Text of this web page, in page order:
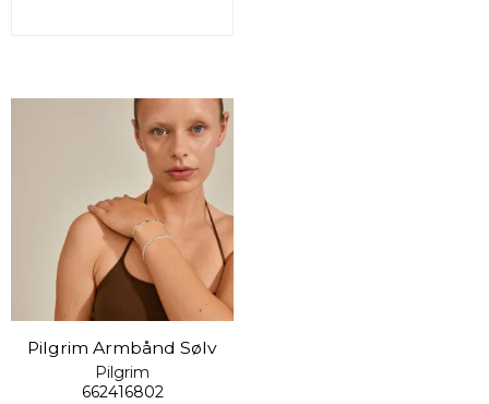
Pilgrim Armbånd Sølv
Pilgrim
662416802